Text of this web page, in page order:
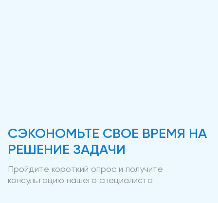
СЭКОНОМЬТЕ СВОЕ ВРЕМЯ НА
РЕШЕНИЕ ЗАДАЧИ
Пройдите короткий опрос и получите
консультацию нашего специалиста